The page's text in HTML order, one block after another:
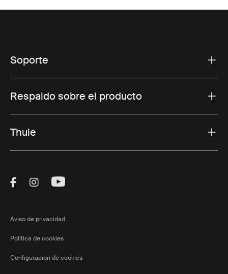
Soporte
Respaldo sobre el producto
Thule
Visit Thule on Facebook (external link)
Visit Thule on Instagram (external link)
Visit Thule on Youtube (external
Aviso de privacidad
Política de cookies
Configuración de cookies